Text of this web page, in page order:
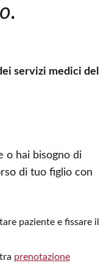
servizi medici del
o hai bisogno di
di tuo figlio con
paziente e fissare il
prenotazione